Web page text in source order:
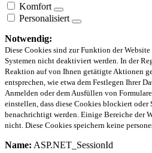
Komfort
Personalisiert
Notwendig:
Diese Cookies sind zur Funktion der
Systemen nicht deaktiviert werden. In der
Reaktion auf von Ihnen getätigte Aktionen
entsprechen, wie etwa dem Festlegen Ihrer
Anmelden oder dem Ausfüllen von
einstellen, dass diese Cookies blockiert oder
benachrichtigt werden. Einige Bereiche der
nicht. Diese Cookies speichern keine
Name: ASP.NET_SessionId